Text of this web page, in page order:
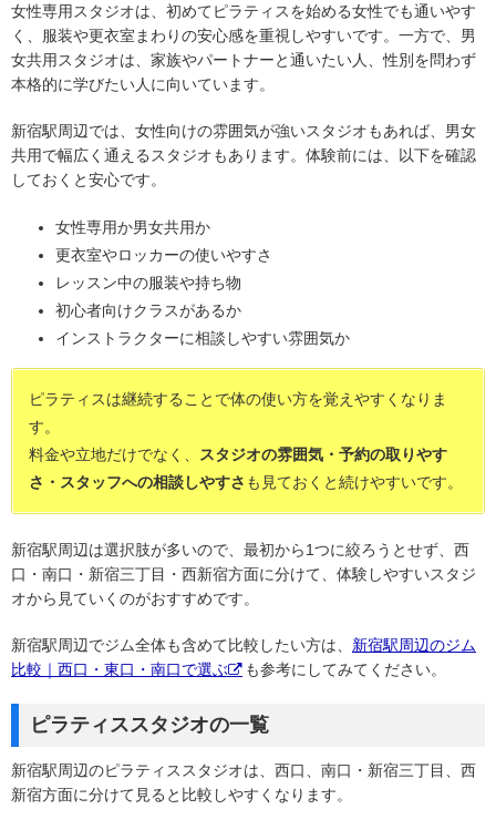
女性専用スタジオは、初めてピラティスを始める女性でも通いやす
く、服装や更衣室まわりの安心感を重視しやすいです。一方で、男
女共用スタジオは、家族やパートナーと通いたい人、性別を問わず
本格的に学びたい人に向いています。
新宿駅周辺では、女性向けの雰囲気が強いスタジオもあれば、男女
共用で幅広く通えるスタジオもあります。体験前には、以下を確認
しておくと安心です。
女性専用か男女共用か
更衣室やロッカーの使いやすさ
レッスン中の服装や持ち物
初心者向けクラスがあるか
インストラクターに相談しやすい雰囲気か
ピラティスは継続することで体の使い方を覚えやすくなりま
す。
料金や立地だけでなく、
スタジオの雰囲気・予約の取りやす
さ・スタッフへの相談しやすさ も見ておくと続けやすいです。
新宿駅周辺は選択肢が多いので、最初から1つに絞ろうとせず、西
口・南口・新宿三丁目・西新宿方面に分けて、体験しやすいスタジ
オから見ていくのがおすすめです。
新宿駅周辺でジム全体も含めて比較したい方は、 新宿駅周辺のジム
比較｜西口・東口・南口で選ぶ
も参考にしてみてください。
ピラティススタジオの一覧
新宿駅周辺のピラティススタジオは、西口、南口・新宿三丁目、西
新宿方面に分けて見ると比較しやすくなります。